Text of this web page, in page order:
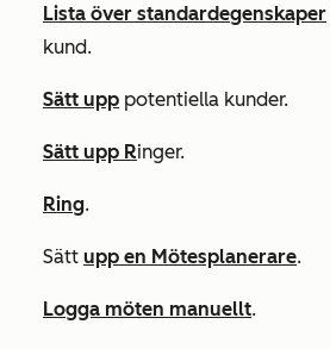
Lista över standardegenskaper
kund.
Sätt upp potentiella kunder.
Sätt upp Ringer.
Ring.
Sätt upp en Mötesplanerare.
Logga möten manuellt.